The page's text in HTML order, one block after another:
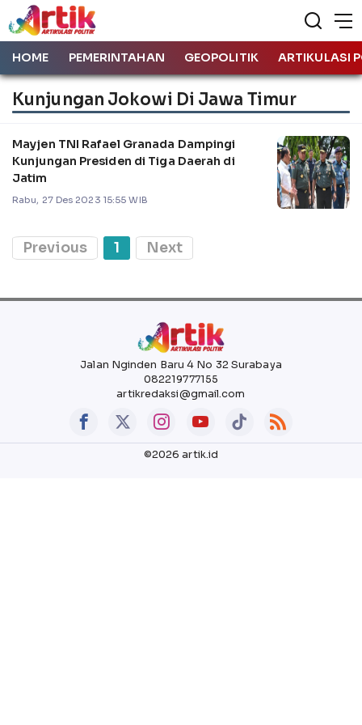
HOME PEMERINTAHAN GEOPOLITIK ARTIKULASI
Kunjungan Jokowi Di Jawa Timur
Mayjen TNI Rafael Granada Dampingi
Kunjungan Presiden di Tiga Daerah di
Jatim
Rabu, 27 Des 2023 15:55 WIB
Previous 1 Next
Jalan Nginden Baru 4 No 32 Surabaya
082219777155
artikredaksi@gmail.com
©2026 artik.id